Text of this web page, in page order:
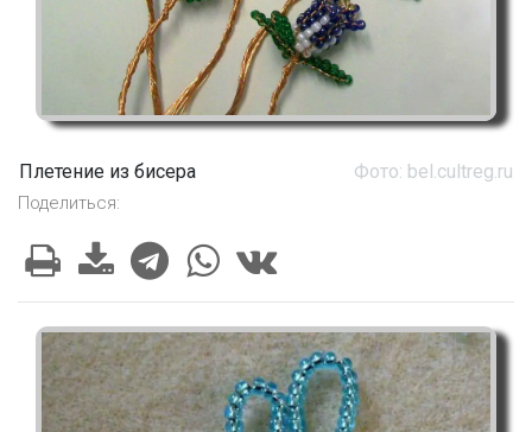
Плетение из бисера Фото: bel.cultreg.ru
Поделиться: